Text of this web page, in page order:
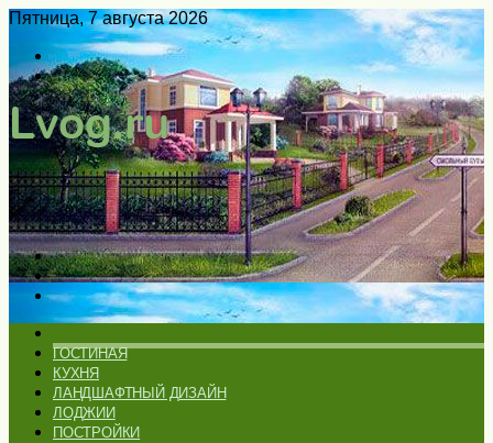
Пятница, 7 августа 2026
Войти
Switch
skin
Меню
Искать
Switch
skin
ГОСТИНАЯ
КУХНЯ
ЛАНДШАФТНЫЙ ДИЗАЙН
ЛОДЖИИ
ПОСТРОЙКИ